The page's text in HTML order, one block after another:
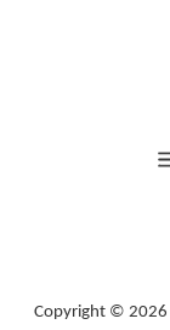
Copyright © 2026